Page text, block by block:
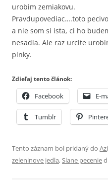
urobim zemiakovu.
Pravdupovediac….toto
a nie som si ista, ci ho
nesadla. Ale raz urcite
plnky.
Zdieľaj tento článok:
Facebook E-
Tumblr
Tento záznam bol pridaný do
zeleninove jedla,Slane pecenie